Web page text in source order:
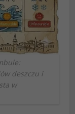
deszczu i
w